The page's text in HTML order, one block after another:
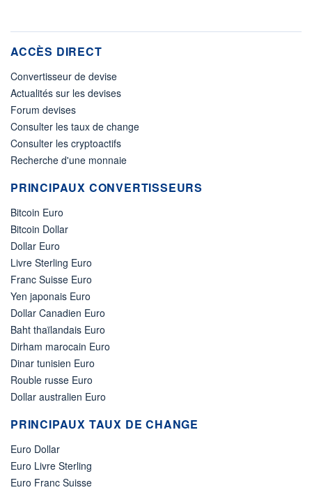
ACCÈS DIRECT
Convertisseur de devise
Actualités sur les devises
Forum devises
Consulter les taux de change
Consulter les cryptoactifs
Recherche d'une monnaie
PRINCIPAUX CONVERTISSEURS
Bitcoin Euro
Bitcoin Dollar
Dollar Euro
Livre Sterling Euro
Franc Suisse Euro
Yen japonais Euro
Dollar Canadien Euro
Baht thaïlandais Euro
Dirham marocain Euro
Dinar tunisien Euro
Rouble russe Euro
Dollar australien Euro
PRINCIPAUX TAUX DE CHANGE
Euro Dollar
Euro Livre Sterling
Euro Franc Suisse